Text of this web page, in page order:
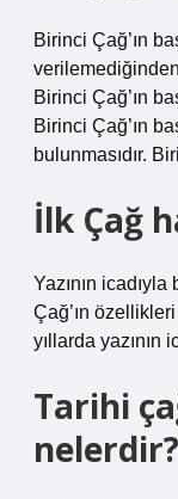
Birinci Çağ’ın
verilemediğinden
Birinci Çağ’ın
Birinci Çağ’ın
bulunmasıdır.
İlk Çağ
Yazının
Çağ’ın
yıllarda yazının
Tarihi
nelerdir?